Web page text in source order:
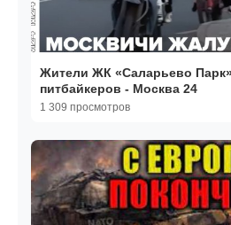
Жители ЖК «Саларьево
питбайкеров - Москва 24
1 309 просмотров